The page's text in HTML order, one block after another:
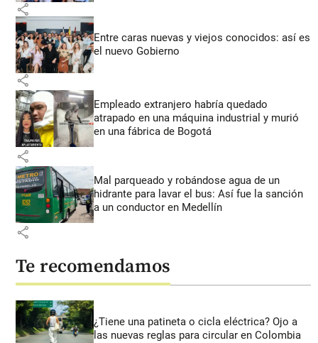
share
Entre caras nuevas y viejos conocidos: así es
el nuevo Gobierno
share
Empleado extranjero habría quedado
atrapado en una máquina industrial y murió
en una fábrica de Bogotá
share
Mal parqueado y robándose agua de un
hidrante para lavar el bus: Así fue la sanción
a un conductor en Medellín
share
Te recomendamos
¿Tiene una patineta o cicla eléctrica? Ojo a
las nuevas reglas para circular en Colombia